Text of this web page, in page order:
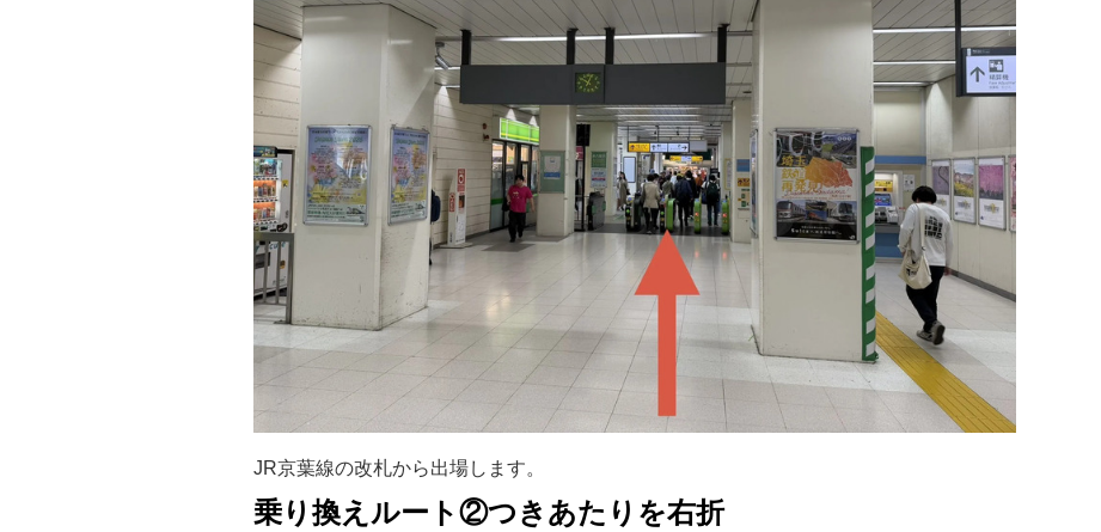
JR京葉線の改札から出場します。
乗り換えルート②つきあたりを右折